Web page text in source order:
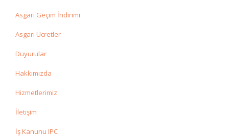
Asgari Geçim İndirimi
Asgari Ücretler
Duyurular
Hakkımızda
Hizmetlerimiz
İletişim
İş Kanunu IPC